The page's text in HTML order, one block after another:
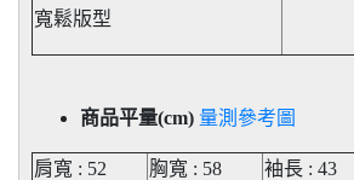
寬鬆版型
商品平量(cm) 量測參考圖
肩寬 : 52 胸寬 : 58 袖長 : 43